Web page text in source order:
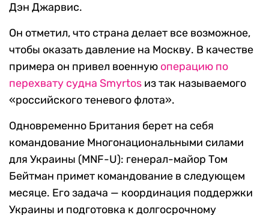
Дэн Джарвис.
Он отметил, что страна делает все возможное,
чтобы оказать давление на Москву. В качестве
примера он привел военную операцию по
перехвату судна Smyrtos из так называемого
«российского теневого флота».
Одновременно Британия берет на себя
командование Многонациональными силами
для Украины (MNF-U): генерал-майор Том
Бейтман примет командование в следующем
месяце. Его задача — координация поддержки
Украины и подготовка к долгосрочному